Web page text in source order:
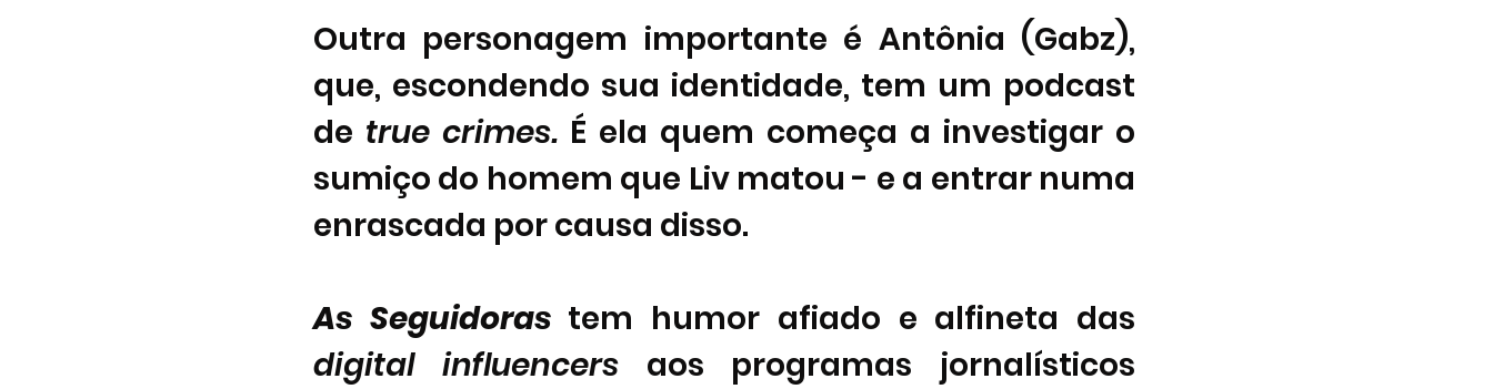
Outra personagem importante é Antônia (Gabz),
que, escondendo sua identidade, tem um podcast
de true crimes. É ela quem começa a investigar o
sumiço do homem que Liv matou - e a entrar numa
enrascada por causa disso.
As Seguidoras
digital influencers aos programas jornalísticos